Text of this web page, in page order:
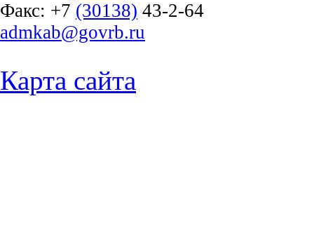
Факс: +7 (30138) 43-2-64
admkab@govrb.ru
Карта сайта